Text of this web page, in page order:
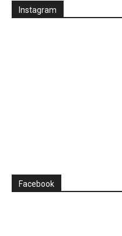
Instagram
Facebook